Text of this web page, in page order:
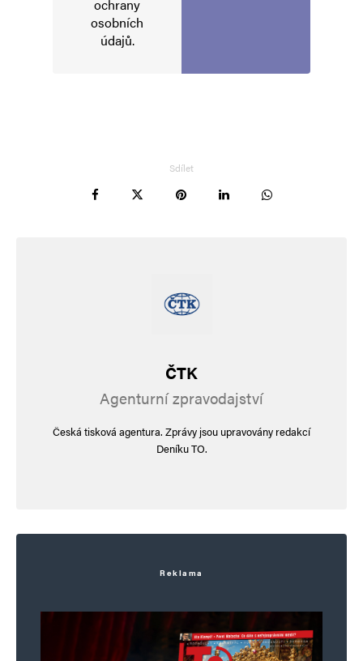
ochrany
osobních
údajů.
Sdílet
ČTK
Agenturní zpravodajství
Česká tisková agentura. Zprávy jsou upravovány redakcí
Deníku TO.
Reklama